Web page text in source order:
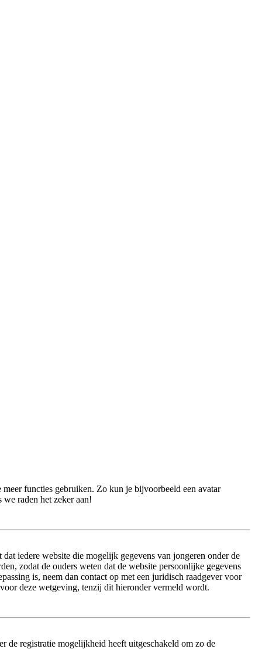
functies gebruiken. Zo kun je bijvoorbeeld een avatar
raden het zeker aan!
iedere website die mogelijk gegevens van jongeren onder de
zodat de ouders weten dat de website persoonlijke gegevens
is, neem dan contact op met een juridisch raadgever voor
deze wetgeving, tenzij dit hieronder vermeld wordt.
de registratie mogelijkheid heeft uitgeschakeld om zo de